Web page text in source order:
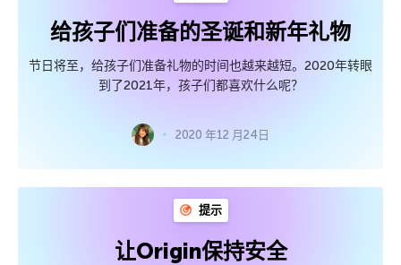
给孩子们准备的圣诞和新年礼物
节日将至，给孩子们准备礼物的时间也越来越短。2020年转眼
到了2021年，孩子们都喜欢什么呢？
2020 年12 月24日
提示
让Origin保持安全